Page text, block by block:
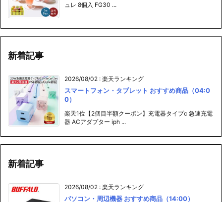
ュレ 8個入 FG30 ...
新着記事
2026/08/02 : 楽天ランキング
スマートフォン・タブレット おすすめ商品（04:0
0）
楽天1位【2個目半額クーポン】充電器タイプc 急速充電
器 ACアダプター iph ...
新着記事
2026/08/02 : 楽天ランキング
パソコン・周辺機器 おすすめ商品（14:00）